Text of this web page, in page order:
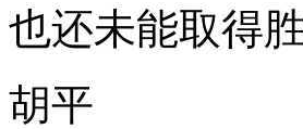
也还未能取得胜
胡平